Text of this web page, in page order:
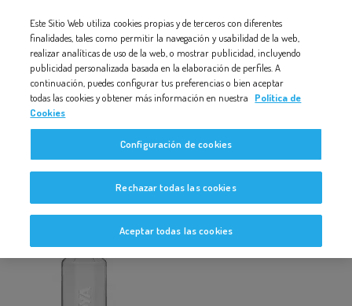
accesibilidad.
1000-HOSTALERIA-VIDREO-PREMIUM
1000-hostaleria-vidreo-premium
Este Sitio Web utiliza cookies propias y de terceros con diferentes
finalidades, tales como permitir la navegación y usabilidad de la web,
realizar analíticas de uso de la web, o mostrar publicidad, incluyendo
publicidad personalizada basada en la elaboración de perfiles. A
continuación, puedes configurar tus preferencias o bien aceptar
todas las cookies y obtener más información en nuestra
Política de
Cookies
Configuración de cookies
Rechazar todas las cookies
Aceptar todas las cookies